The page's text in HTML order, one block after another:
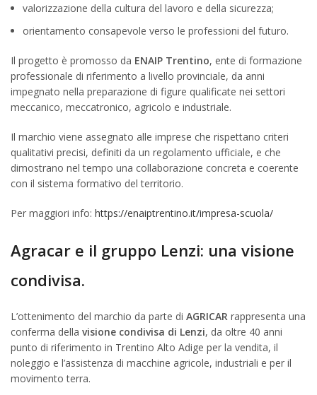
valorizzazione della cultura del lavoro e della sicurezza;
orientamento consapevole verso le professioni del futuro.
Il progetto è promosso da ENAIP Trentino, ente di formazione
professionale di riferimento a livello provinciale, da anni
impegnato nella preparazione di figure qualificate nei settori
meccanico, meccatronico, agricolo e industriale.
Il marchio viene assegnato alle imprese che rispettano criteri
qualitativi precisi, definiti da un regolamento ufficiale, e che
dimostrano nel tempo una collaborazione concreta e coerente
con il sistema formativo del territorio.
Per maggiori info: https://enaiptrentino.it/impresa-scuola/
Agracar e il gruppo Lenzi: una visione
condivisa.
L’ottenimento del marchio da parte di AGRICAR rappresenta una
conferma della visione condivisa di Lenzi, da oltre 40 anni
punto di riferimento in Trentino Alto Adige per la vendita, il
noleggio e l’assistenza di macchine agricole, industriali e per il
movimento terra.